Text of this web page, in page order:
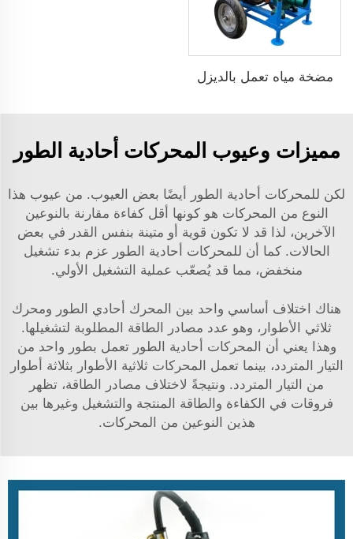
مضخة مياه تعمل بالديزل
مميزات وعيوب المحركات أحادية الطور
لكن للمحركات أحادية الطور أيضًا بعض العيوب. من عيوب هذا
النوع من المحركات هو كونها أقل كفاءة مقارنة بالنوعين
الآخرين، لذا قد لا تكون قوية أو متينة بنفس القدر في بعض
الحالات. كما أن للمحركات أحادية الطور عزم بدء تشغيل
منخفض، مما قد يُصعّب عملية التشغيل الأولي.
هناك اختلاف أساسي واحد بين المحرك أحادي الطور ومحرك
ثلاثي الأطوار، وهو عدد مصادر الطاقة المطلوبة لتشغيلها.
وهذا يعني أن المحركات أحادية الطور تعمل بطور واحد من
التيار المتردد، بينما تعمل المحركات ثلاثية الأطوار بثلاثة أطوار
من التيار المتردد. ونتيجةً لاختلاف مصادر الطاقة، تظهر
فروقات في الكفاءة والطاقة المنتجة والتشغيل وغيرها بين
هذين النوعين من المحركات.